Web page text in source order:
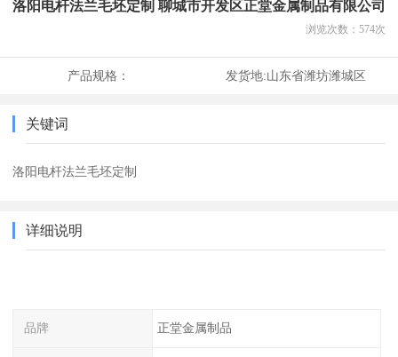
洛阳电杆法兰毛坯定制 聊城市开发区正堂金属制品有限公司
浏览次数： 574次
产品规格： 发货地:山东省潍坊潍城区
关键词
洛阳电杆法兰毛坯定制
详细说明
品牌 正堂金属制品